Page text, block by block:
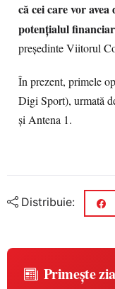
că cei care vor
potenţialul
preşedinte Viitorul
În prezent, primele
Digi Sport), urmată
şi Antena 1.
Distribuie:
Primește